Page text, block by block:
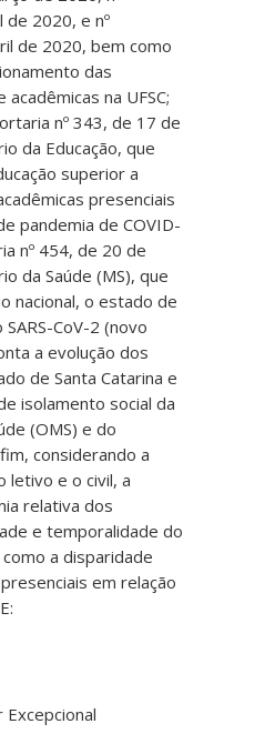
2020, e nº
de 2020, bem como
das
na UFSC;
nº 343, de 17 de
da Educação, que
superior a
presenciais
pandemia de COVID-
nº 454, de 20 de
da Saúde (MS), que
nacional, o estado de
CoV-2 (novo
a evolução dos
de Santa Catarina e
isolamento social da
(OMS) e do
considerando a
letivo e o civil, a
relativa dos
e temporalidade do
a disparidade
em relação
Excepcional